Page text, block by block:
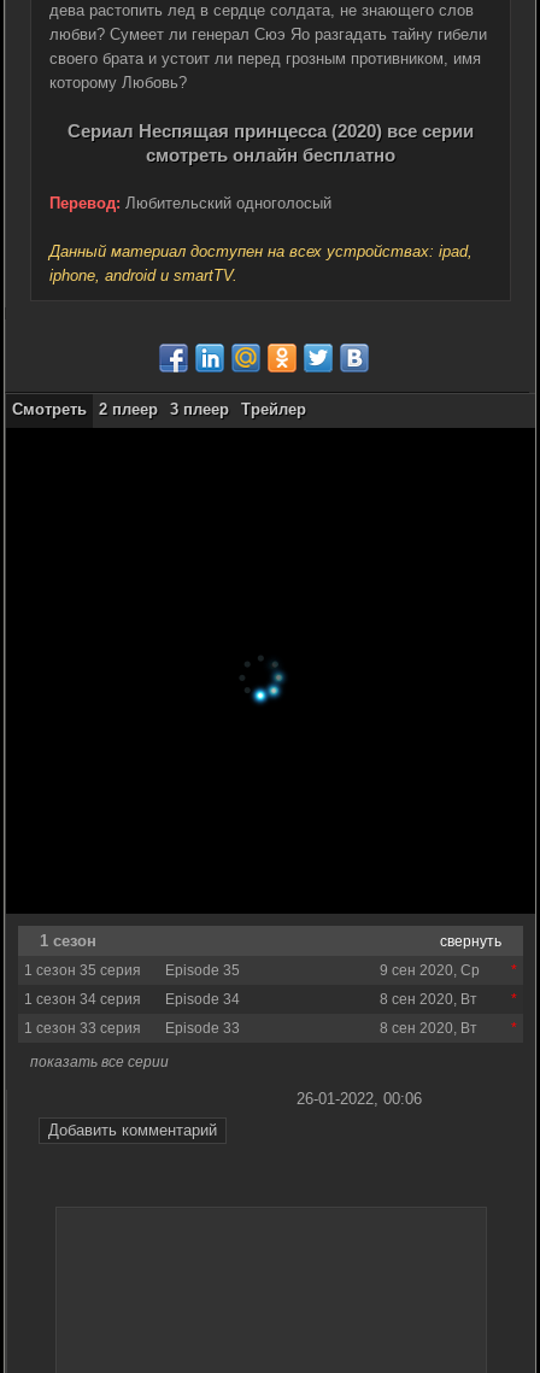
дева растопить лед в сердце солдата, не знающего слов
любви? Сумеет ли генерал Сюэ Яо разгадать тайну гибели
своего брата и устоит ли перед грозным противником, имя
которому Любовь?
Сериал Неспящая принцесса (2020) все серии
смотреть онлайн бесплатно
Перевод: Любительский одноголосый
Данный материал доступен на всех устройствах: ipad,
iphone, android и smartTV.
Смотреть 2 плеер 3 плеер Трейлер
1 сезон
свернуть
1 сезон 35 серия
Episode 35
9 сен 2020, Ср
1 сезон 34 серия
Episode 34
8 сен 2020, Вт
1 сезон 33 серия
Episode 33
8 сен 2020, Вт
показать все серии
Добавить комментарий
26-01-2022, 00:06